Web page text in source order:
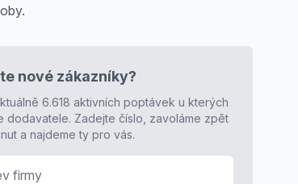
nové zákazníky?
6.618 aktivních poptávek u kterých
dodavatele. Zadejte číslo, zavoláme zpět
a najdeme ty pro vás.